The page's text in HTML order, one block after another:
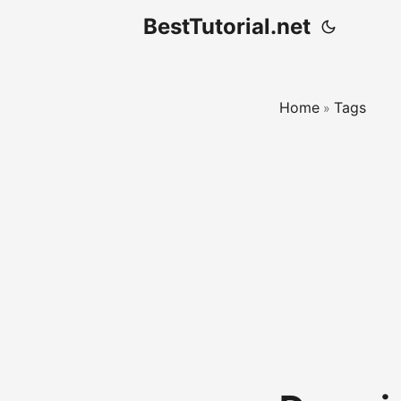
BestTutorial.net
Home » Tags